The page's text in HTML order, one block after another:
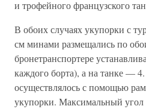
и трофейного французского
В обоих случаях укупорки с
см минами размещались по
бронетранспортере
каждого борта), а на танке —
осуществлялось с помощью
укупорки. Максимальный угол